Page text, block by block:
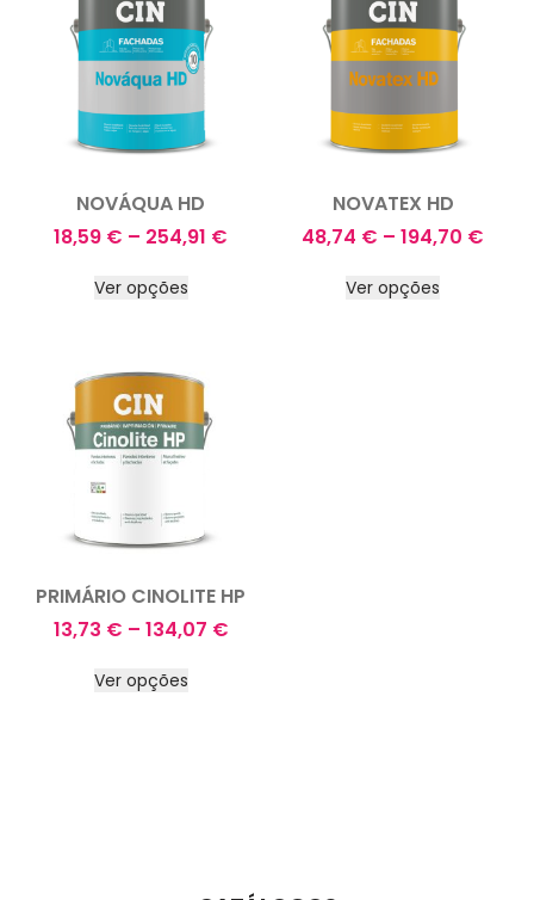
NOVÁQUA HD
18,59 € – 254,91 €
Ver opções
NOVATEX HD
48,74 € – 194,70 €
Ver opções
PRIMÁRIO CINOLITE HP
13,73 € – 134,07 €
Ver opções